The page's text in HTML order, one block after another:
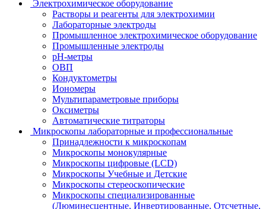
Электрохимическое оборудование
Растворы и реагенты для электрохимии
Лабораторные электроды
Промышленное электрохимическое оборудование
Промышленные электроды
pH-метры
ОВП
Кондуктометры
Иономеры
Мультипараметровые приборы
Оксиметры
Автоматические титраторы
Микроскопы лабораторные и профессиональные
Принадлежности к микроскопам
Микроскопы монокулярные
Микроскопы цифровые (LCD)
Микроскопы Учебные и Детские
Микроскопы стереоскопические
Микроскопы специализированные
(Люминесцентные, Инвертированные, Отсчетные,